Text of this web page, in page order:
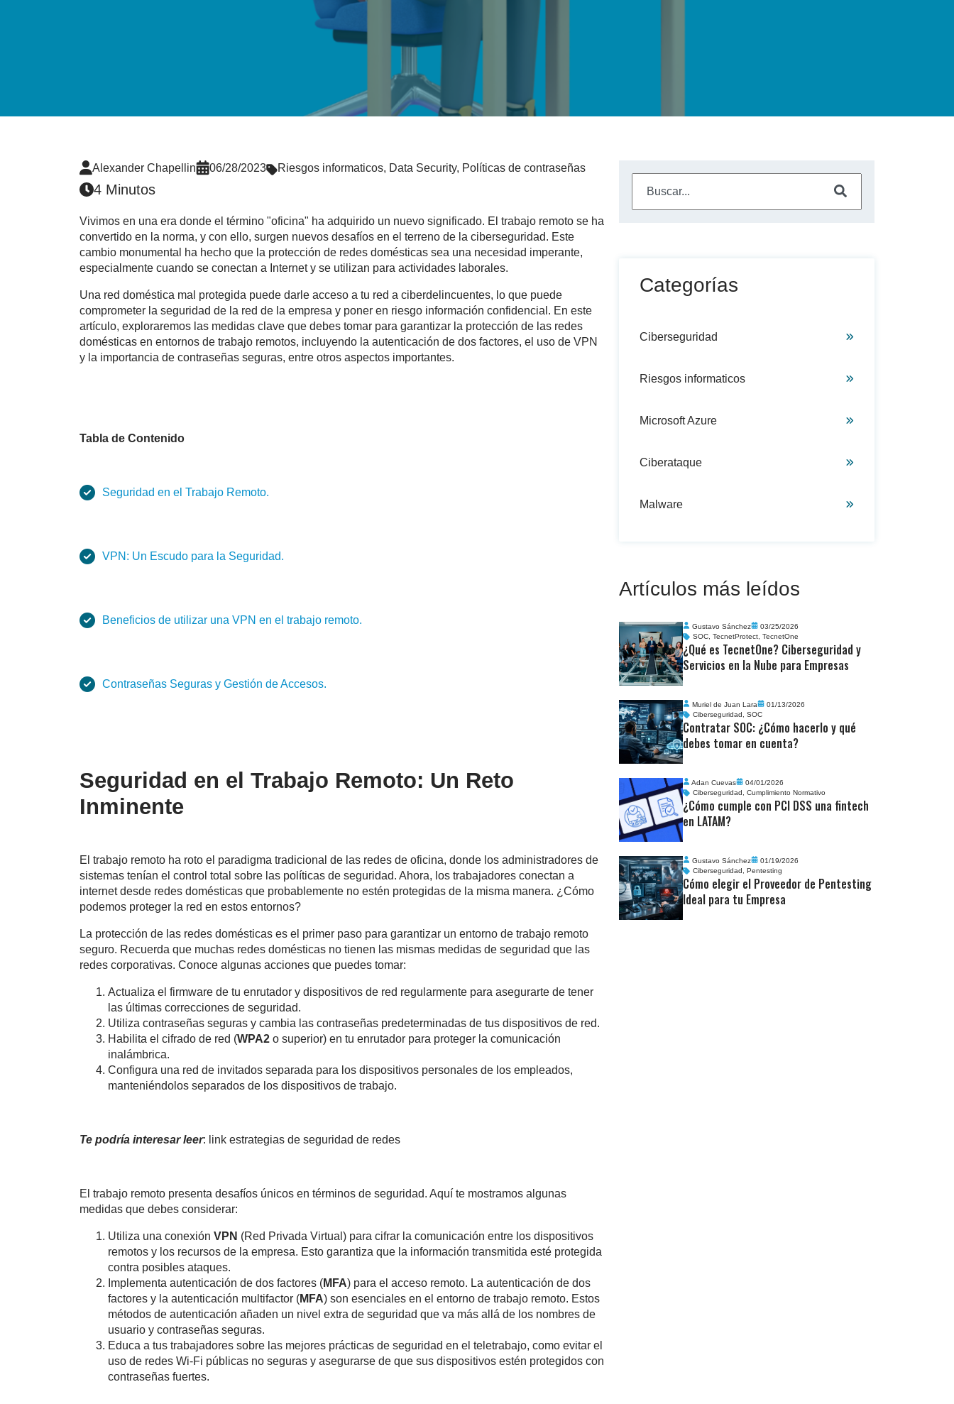
Alexander Chapellin 06/28/2023 Riesgos informaticos, Data Security, Políticas de contraseñas
4 Minutos
Vivimos en una era donde el término "oficina" ha adquirido un nuevo significado. El trabajo remoto se ha
convertido en la norma, y con ello, surgen nuevos desafíos en el terreno de la ciberseguridad. Este
cambio monumental ha hecho que la protección de redes domésticas sea una necesidad imperante,
especialmente cuando se conectan a Internet y se utilizan para actividades laborales.
Una red doméstica mal protegida puede darle acceso a tu red a ciberdelincuentes, lo que puede
comprometer la seguridad de la red de la empresa y poner en riesgo información confidencial. En este
artículo, exploraremos las medidas clave que debes tomar para garantizar la protección de las redes
domésticas en entornos de trabajo remotos, incluyendo la autenticación de dos factores, el uso de VPN
y la importancia de contraseñas seguras, entre otros aspectos importantes.
Tabla de Contenido
Seguridad en el Trabajo Remoto.
VPN: Un Escudo para la Seguridad.
Beneficios de utilizar una VPN en el trabajo remoto.
Contraseñas Seguras y Gestión de Accesos.
Seguridad en el Trabajo Remoto: Un Reto
Inminente
El trabajo remoto ha roto el paradigma tradicional de las redes de oficina, donde los administradores de
sistemas tenían el control total sobre las políticas de seguridad. Ahora, los trabajadores conectan a
internet desde redes domésticas que probablemente no estén protegidas de la misma manera. ¿Cómo
podemos proteger la red en estos entornos?
La protección de las redes domésticas es el primer paso para garantizar un entorno de trabajo remoto
seguro. Recuerda que muchas redes domésticas no tienen las mismas medidas de seguridad que las
redes corporativas. Conoce algunas acciones que puedes tomar:
Actualiza el firmware de tu enrutador y dispositivos de red regularmente para asegurarte de tener
las últimas correcciones de seguridad.
Utiliza contraseñas seguras y cambia las contraseñas predeterminadas de tus dispositivos de red.
Habilita el cifrado de red (WPA2 o superior) en tu enrutador para proteger la comunicación
inalámbrica.
Configura una red de invitados separada para los dispositivos personales de los empleados,
manteniéndolos separados de los dispositivos de trabajo.
Te podría interesar leer: link estrategias de seguridad de redes
El trabajo remoto presenta desafíos únicos en términos de seguridad. Aquí te mostramos algunas
medidas que debes considerar:
Utiliza una conexión VPN (Red Privada Virtual) para cifrar la comunicación entre los dispositivos
remotos y los recursos de la empresa. Esto garantiza que la información transmitida esté protegida
contra posibles ataques.
Implementa autenticación de dos factores (MFA) para el acceso remoto. La autenticación de dos
factores y la autenticación multifactor (MFA) son esenciales en el entorno de trabajo remoto. Estos
métodos de autenticación añaden un nivel extra de seguridad que va más allá de los nombres de
usuario y contraseñas seguras.
Educa a tus trabajadores sobre las mejores prácticas de seguridad en el teletrabajo, como evitar el
uso de redes Wi-Fi públicas no seguras y asegurarse de que sus dispositivos estén protegidos con
contraseñas fuertes.
Categorías
Ciberseguridad
Riesgos informaticos
Microsoft Azure
Ciberataque
Malware
Artículos más leídos
Gustavo Sánchez
03/25/2026
SOC, TecnetProtect, TecnetOne
¿Qué es TecnetOne? Ciberseguridad y
Servicios en la Nube para Empresas
Muriel de Juan Lara
01/13/2026
Ciberseguridad, SOC
Contratar SOC: ¿Cómo hacerlo y qué
debes tomar en cuenta?
Adan Cuevas
04/01/2026
Ciberseguridad, Cumplimiento Normativo
¿Cómo cumple con PCI DSS una fintech
en LATAM?
Gustavo Sánchez
01/19/2026
Ciberseguridad, Pentesting
Cómo elegir el Proveedor de Pentesting
Ideal para tu Empresa